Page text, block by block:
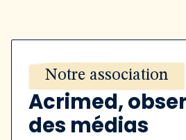
Notre association
Acrimed,
des médias